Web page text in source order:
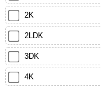
2K
2LDK
3DK
4K